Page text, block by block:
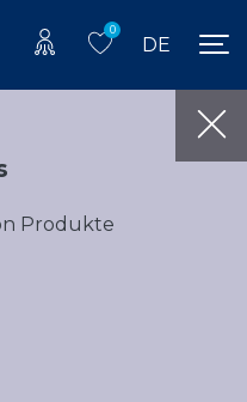
0
DE
Produkte